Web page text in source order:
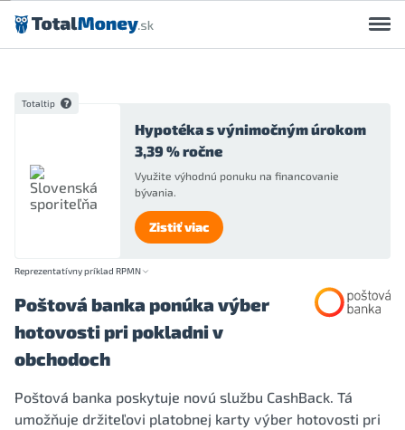
Preskočiť na obsah
Totaltip
Hypotéka s výnimočným úrokom
3,39 % ročne
Využite výhodnú ponuku na financovanie
bývania.
Zistiť viac
Reprezentatívny príklad RPMN
Poštová banka ponúka výber
hotovosti pri pokladni v
obchodoch
Poštová banka poskytuje novú službu CashBack. Tá
umožňuje držiteľovi platobnej karty výber hotovosti pri